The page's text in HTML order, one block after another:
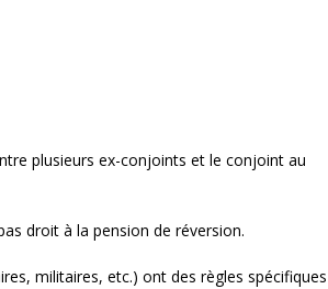
plusieurs ex-conjoints et le conjoint au
droit à la pension de réversion.
militaires, etc.) ont des règles spécifiques